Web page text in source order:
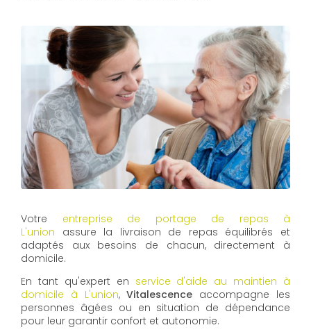
Votre entreprise de portage de repas à
L'union assure la livraison de repas équilibrés et
adaptés aux besoins de chacun, directement à
domicile.
En tant qu'expert en service d'aide au maintien à
domicile à L'union,Vitalescence accompagne les
personnes âgées ou en situation de dépendance
pour leur garantir confort et autonomie.